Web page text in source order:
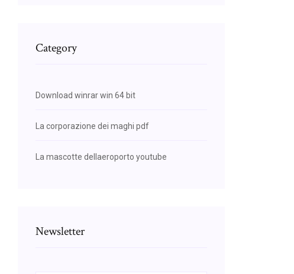
Category
Download winrar win 64 bit
La corporazione dei maghi pdf
La mascotte dellaeroporto youtube
Newsletter